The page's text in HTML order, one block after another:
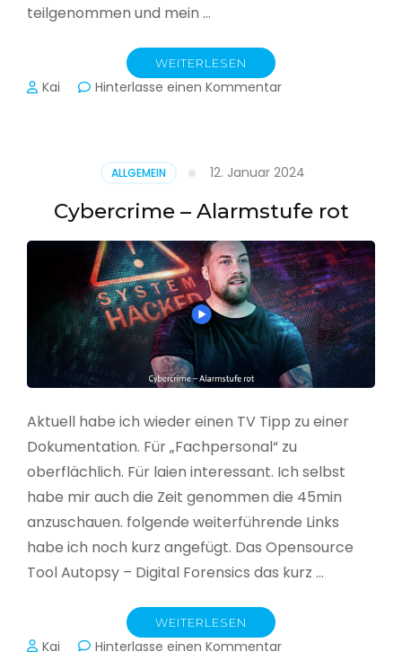
teilgenommen und mein …
WEITERLESEN
Kai Hinterlasse einen Kommentarzu
Produktion
ALLGEMEIN 12. Januar 2024
Cybercrime – Alarmstufe rot
Aktuell habe ich wieder einen TV Tipp zu einer
Dokumentation. Für „Fachpersonal“ zu
oberflächlich. Für laien interessant. Ich selbst
habe mir auch die Zeit genommen die 45min
anzuschauen. folgende weiterführende Links
habe ich noch kurz angefügt. Das Opensource
Tool Autopsy – Digital Forensics das kurz …
WEITERLESEN
Kai Hinterlasse einen Kommentarzu